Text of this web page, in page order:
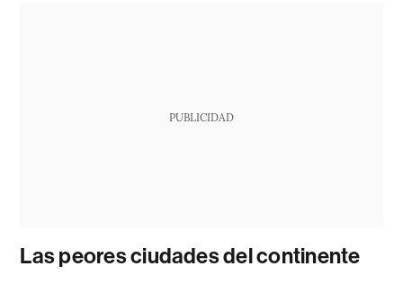
PUBLICIDAD
Las peores ciudades del continente